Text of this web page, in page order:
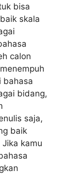
bisa
skala
calon
bahasa
bidang,
saja,
baik
kamu